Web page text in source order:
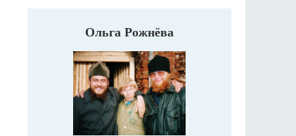
Ольга Рожнёва